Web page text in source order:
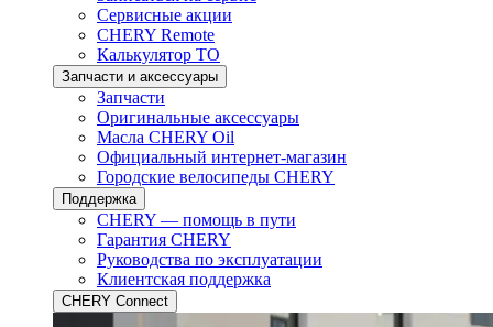
Сервисные акции
CHERY Remote
Калькулятор ТО
Запчасти и аксессуары
Запчасти
Оригинальные аксессуары
Масла CHERY Oil
Официальный интернет-магазин
Городские велосипеды CHERY
Поддержка
CHERY — помощь в пути
Гарантия CHERY
Руководства по эксплуатации
Клиентская поддержка
CHERY Connect